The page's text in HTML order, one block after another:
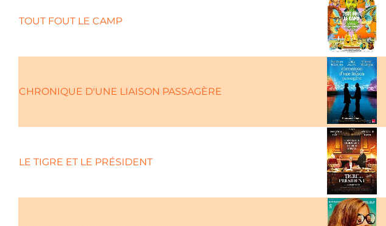
TOUT FOUT LE CAMP
CHRONIQUE D'UNE LIAISON PASSAGÈRE
LE TIGRE ET LE PRÉSIDENT